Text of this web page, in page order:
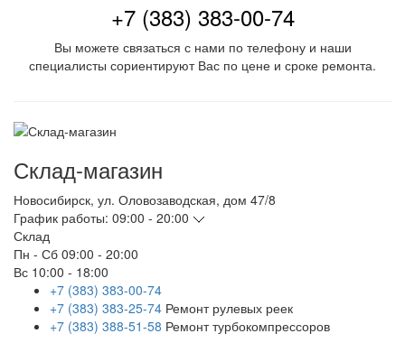
+7 (383) 383-00-74
Вы можете связаться с нами по телефону и наши
специалисты сориентируют Вас по цене и сроке ремонта.
Склад-магазин
Новосибирск, ул. Оловозаводская, дом 47/8
График работы: 09:00 - 20:00
Склад
Пн - Сб 09:00 - 20:00
Вс 10:00 - 18:00
+7 (383) 383-00-74
+7 (383) 383-25-74 Ремонт рулевых реек
+7 (383) 388-51-58 Ремонт турбокомпрессоров